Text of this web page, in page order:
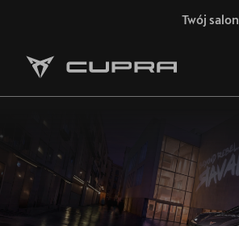
Twój salon
Strona główna
FORMENTOR VZ5
Oferta i aktualności
Samochody dostępne od ręki